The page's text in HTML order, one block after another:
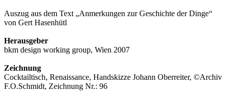
Auszug aus dem Text „Anmerkungen zur Geschichte der Dinge“
von Gert Hasenhütl
Herausgeber
bkm design working group, Wien 2007
Zeichnung
Cocktailtisch, Renaissance, Handskizze Johann Oberreiter, ©Archiv
F.O.Schmidt, Zeichnung Nr.: 96